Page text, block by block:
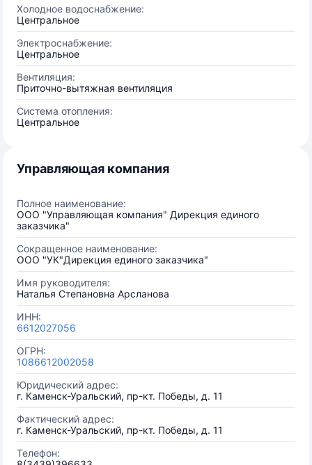
Холодное водоснабжение:
Центральное
Электроснабжение:
Центральное
Вентиляция:
Приточно-вытяжная вентиляция
Система отопления:
Центральное
Управляющая компания
Полное наименование:
ООО "Управляющая компания" Дирекция единого
заказчика"
Сокращенное наименование:
ООО "УК"Дирекция единого заказчика"
Имя руководителя:
Наталья Степановна Арсланова
ИНН:
6612027056
ОГРН:
1086612002058
Юридический адрес:
г. Каменск-Уральский, пр-кт. Победы, д. 11
Фактический адрес:
г. Каменск-Уральский, пр-кт. Победы, д. 11
Телефон: